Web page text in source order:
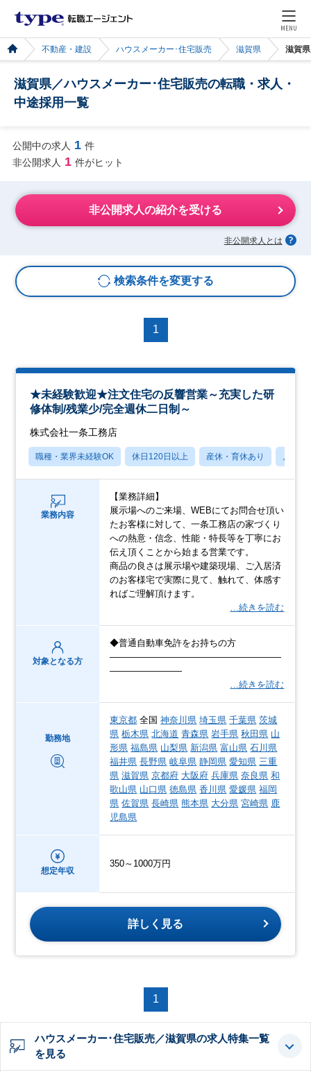
MENU
不動産・建設 ハウスメーカー･住宅販売 滋賀県 滋賀
滋賀県／ハウスメーカー･住宅販売の転職・求人・
中途採用一覧
公開中の求人 1 件
非公開求人 1 件がヒット
非公開求人の紹介を受ける
非公開求人とは
検索条件を変更する
1
★未経験歓迎★注文住宅の反響営業～充実した研
修体制/残業少/完全週休二日制～
株式会社一条工務店
職種・業界未経験OK 休日120日以上 産休・育休あり 月残業
業務内容
【業務詳細】
展示場へのご来場、WEBにてお問合せ頂い
たお客様に対して、一条工務店の家づくり
への熱意・信念、性能・特長等を丁寧にお
伝え頂くことから始まる営業です。
商品の良さは展示場や建築現場、ご入居済
のお客様宅で実際に見て、触れて、体感す
ればご理解頂けます。
…続きを読む
対象となる方
◆普通自動車免許をお持ちの方
―――――――――――――――――――
――――――――
…続きを読む
勤務地
東京都 全国神奈川県 埼玉県 千葉県 茨城
県 栃木県 北海道 青森県 岩手県 秋田県 山
形県 福島県 山梨県 新潟県 富山県 石川県
福井県 長野県 岐阜県 静岡県 愛知県 三重
県 滋賀県 京都府 大阪府 兵庫県 奈良県 和
歌山県 山口県 徳島県 香川県 愛媛県 福岡
県 佐賀県 長崎県 熊本県 大分県 宮崎県 鹿
児島県
想定年収
350～1000万円
詳しく見る
1
ハウスメーカー･住宅販売／滋賀県の求人特集一覧
を見る